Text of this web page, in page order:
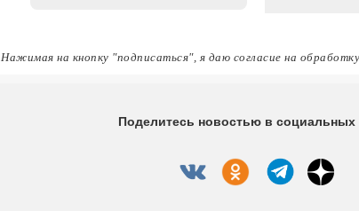
Нажимая на кнопку "подписаться", я даю согласие на
Поделитесь новостью в социальных